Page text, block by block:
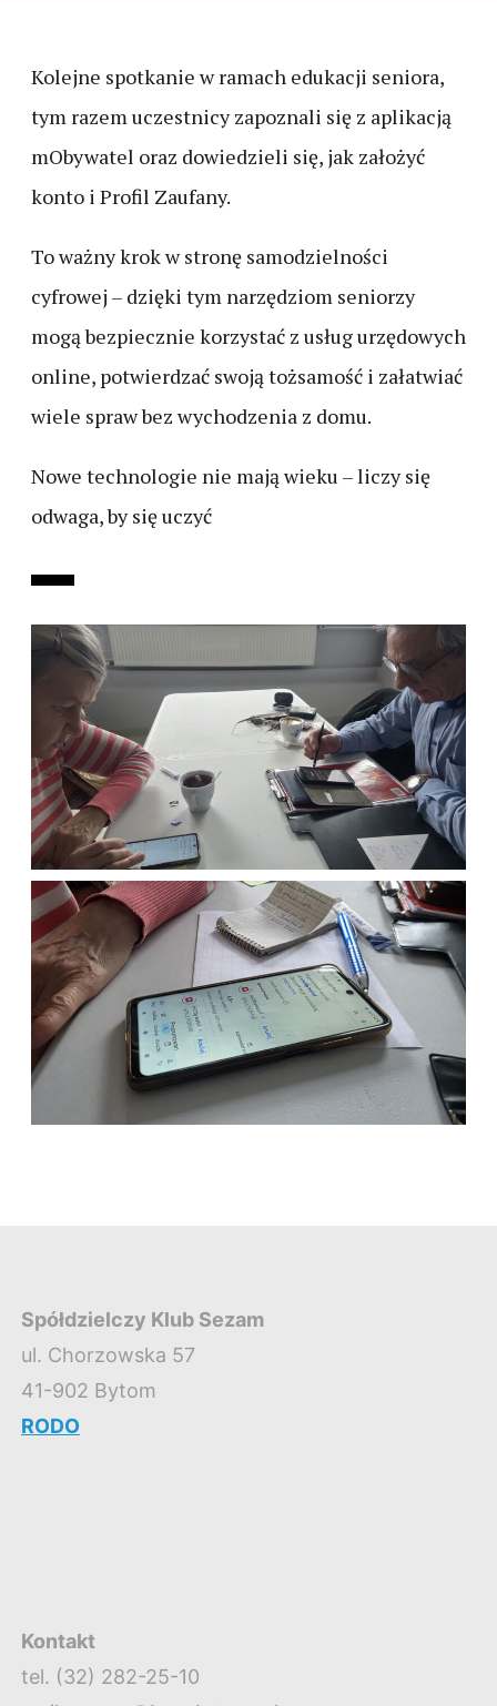
Kolejne spotkanie w ramach edukacji seniora,
tym razem uczestnicy zapoznali się z aplikacją
mObywatel oraz dowiedzieli się, jak założyć
konto i Profil Zaufany.
To ważny krok w stronę samodzielności
cyfrowej – dzięki tym narzędziom seniorzy
mogą bezpiecznie korzystać z usług urzędowych
online, potwierdzać swoją tożsamość i załatwiać
wiele spraw bez wychodzenia z domu.
Nowe technologie nie mają wieku – liczy się
odwaga, by się uczyć
Spółdzielczy Klub Sezam
ul. Chorzowska 57
41-902 Bytom
RODO
Kontakt
tel. (32) 282-25-10